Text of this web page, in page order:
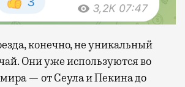
конечно, не уникальный
Они уже используются во
— от Сеула и Пекина до